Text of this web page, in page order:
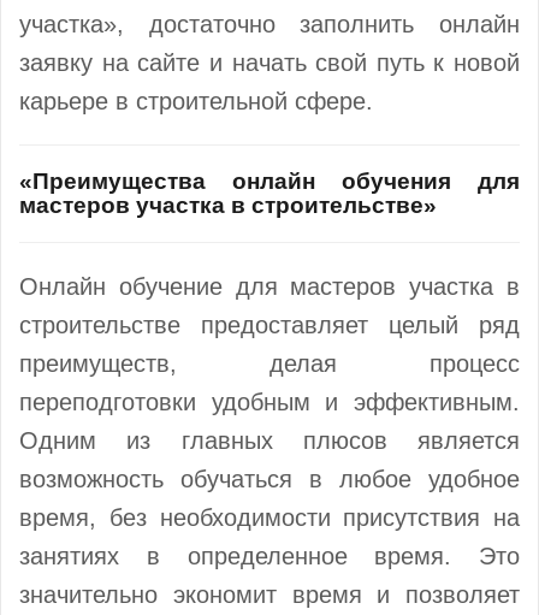
участка», достаточно заполнить онлайн
заявку на сайте и начать свой путь к новой
карьере в строительной сфере.
«Преимущества онлайн обучения для
мастеров участка в строительстве»
Онлайн обучение для мастеров участка в
строительстве предоставляет целый ряд
преимуществ, делая процесс
переподготовки удобным и эффективным.
Одним из главных плюсов является
возможность обучаться в любое удобное
время, без необходимости присутствия на
занятиях в определенное время. Это
значительно экономит время и позволяет